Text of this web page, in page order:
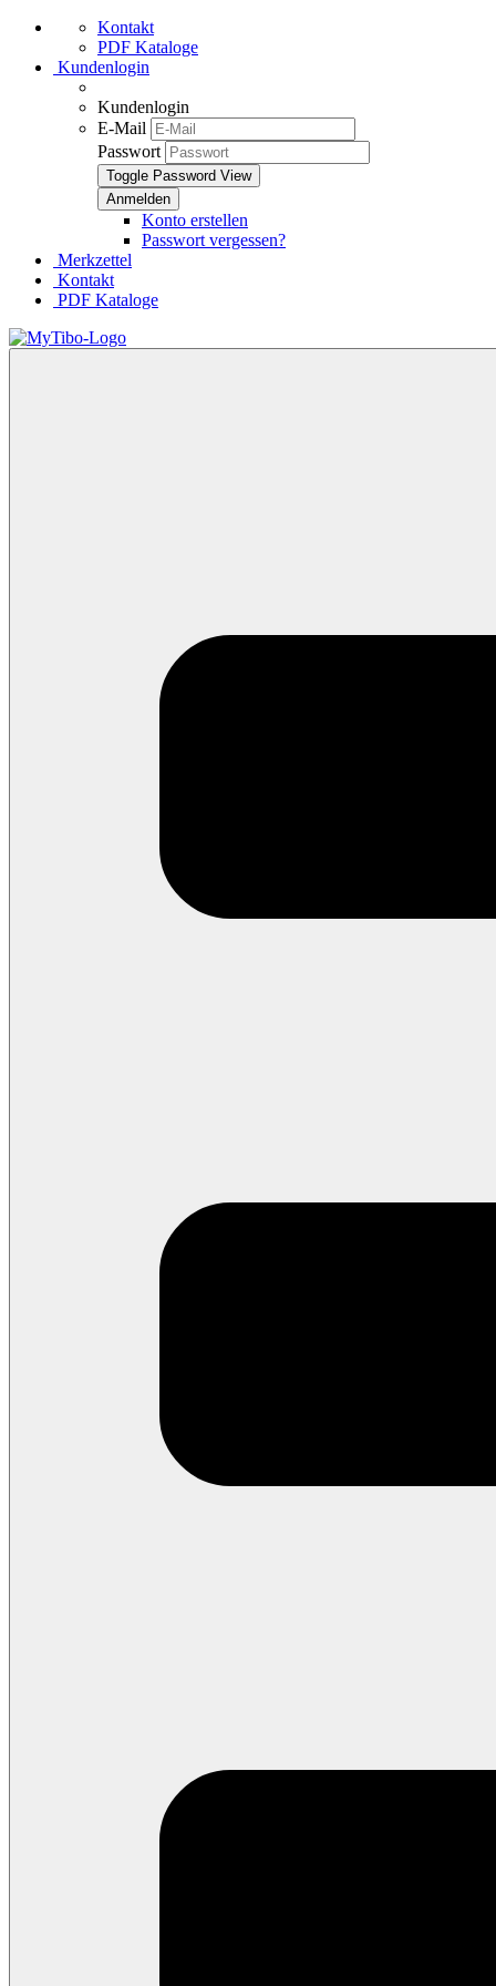
Kontakt
PDF Kataloge
Kundenlogin
Kundenlogin
E-Mail
Passwort
Toggle Password View
Konto erstellen
Passwort vergessen?
Merkzettel
Kontakt
PDF Kataloge